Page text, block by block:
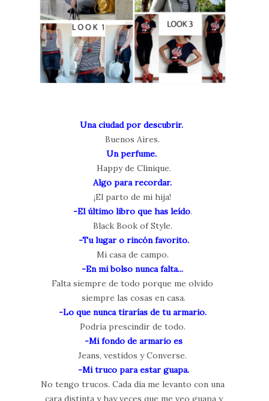
Una ciudad por descubrir.
Buenos Aires.
Un perfume.
Happy de Clinique.
Algo para recordar.
¡El parto de mi hija!
-El último libro que has leído.
Black Book of Style.
-Tu lugar o rincón favorito.
Mi casa de campo.
-En mi bolso nunca falta...
Falta siempre de todo porque me olvido
siempre las cosas en casa.
-Lo que nunca tirarías de tu armario.
Podría prescindir de todo.
-Mi fondo de armario es
Jeans, vestidos y Converse.
-Mi truco para estar guapa.
No tengo trucos. Cada día me levanto con una